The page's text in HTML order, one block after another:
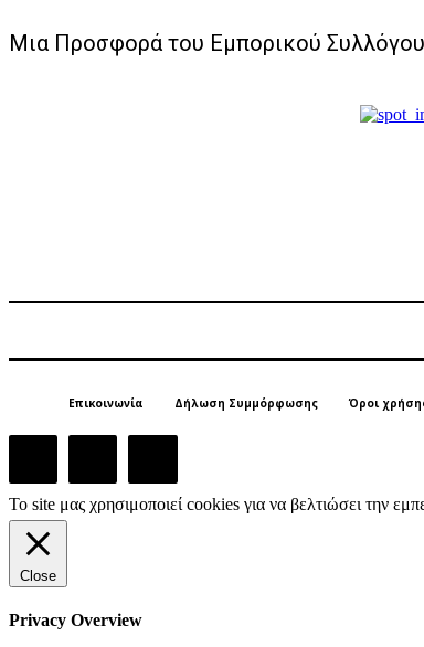
Μια Προσφορά του Εμπορικού
Επικοινωνία Δήλωση Συμμόρφωσης Όροι
Το site μας χρησιμοποιεί cookies για να βελτιώσει την
Close
Privacy Overview